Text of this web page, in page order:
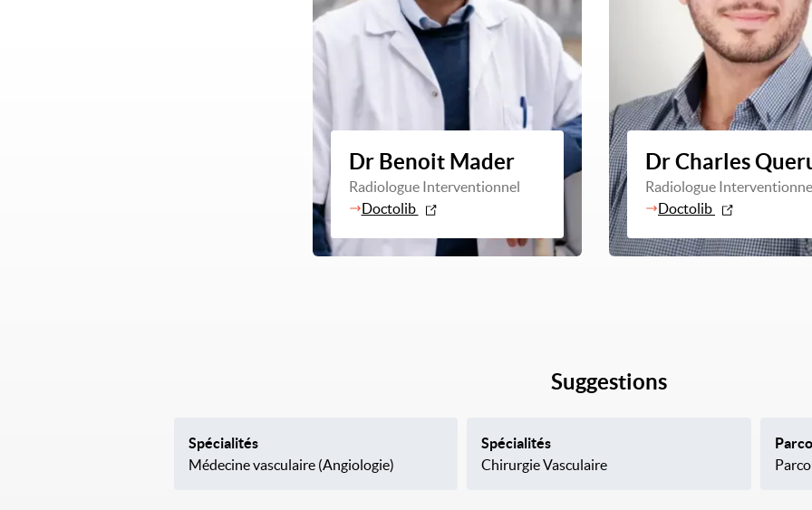
Dr Benoit Mader
Radiologue Interventionnel
Doctolib
Dr Charles
Radiologue
Doctolib
Suggestions
Spécialités
Médecine vasculaire (Angiologie)
Spécialités
Chirurgie Vasculaire